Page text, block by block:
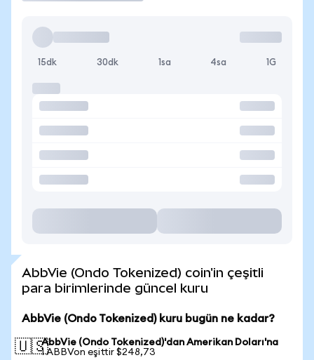
15dk 30dk 1sa 4sa 1G
AbbVie (Ondo Tokenized) coin'in çeşitli
para birimlerinde güncel kuru
AbbVie (Ondo Tokenized) kuru bugün ne kadar?
🇺🇸AbbVie (Ondo Tokenized)'dan Amerikan Doları'na
1 ABBVon eşittir $248,73